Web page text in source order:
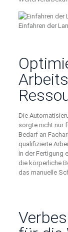
Einfahren der
Die
sorgte nicht nur
Bedarf an
qualifizierte
in der Fertigung
die körperliche
das manuelle